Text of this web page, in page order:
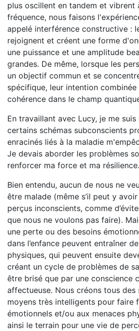
plus oscillent en tandem et vibrent
fréquence, nous faisons
appelé interférence constructive :
rejoignent et créent une forme
une puissance et une amplitude
grandes. De même, lorsque les
un objectif commun et se
spécifique, leur intention combinée
cohérence dans le champ
En travaillant avec Lucy, je me
certains schémas subconscients
enracinés liés à la maladie
Je devais aborder les problèmes
renforcer ma force et ma résilience.
Bien entendu, aucun de nous ne
être malade (même s’il peut y
perçus inconscients, comme
que nous ne voulons pas faire).
une perte ou des besoins
dans l’enfance peuvent entraîner
physiques, qui peuvent ensuite
créant un cycle de problèmes de
être brisé que par une conscience
affectueuse. Nous créons tous
moyens très intelligents pour faire
émotionnels et/ou aux menaces
ainsi le terrain pour une vie de